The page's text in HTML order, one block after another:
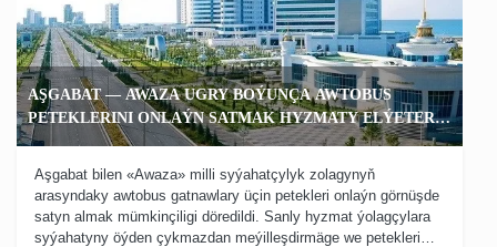
AŞGABAT — AWAZA UGRY BOÝUNÇA AWTOBUS
PETEKLERINI ONLAÝN SATMAK HYZMATY ELÝETERLI
BOLDY
Aşgabat bilen «Awaza» milli syýahatçylyk zolagynyň
arasyndaky awtobus gatnawlary üçin petekleri onlaýn görnüşde
satyn almak mümkinçiligi döredildi. Sanly hyzmat ýolagçylara
syýahatyny öýden çykmazdan meýilleşdirmäge we petekleri